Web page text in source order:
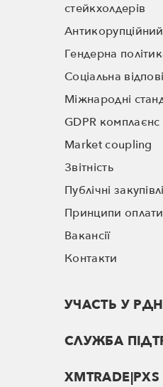
стейкхолдерів
Гендерна
Соціальна
Міжнародні
GDPR комплаєнс
Market coupling
Звітність
Публічні закупівлі
Принципи
Вакансії
Контакти
УЧАСТЬ У
СЛУЖБА
XMTRADE|PXS